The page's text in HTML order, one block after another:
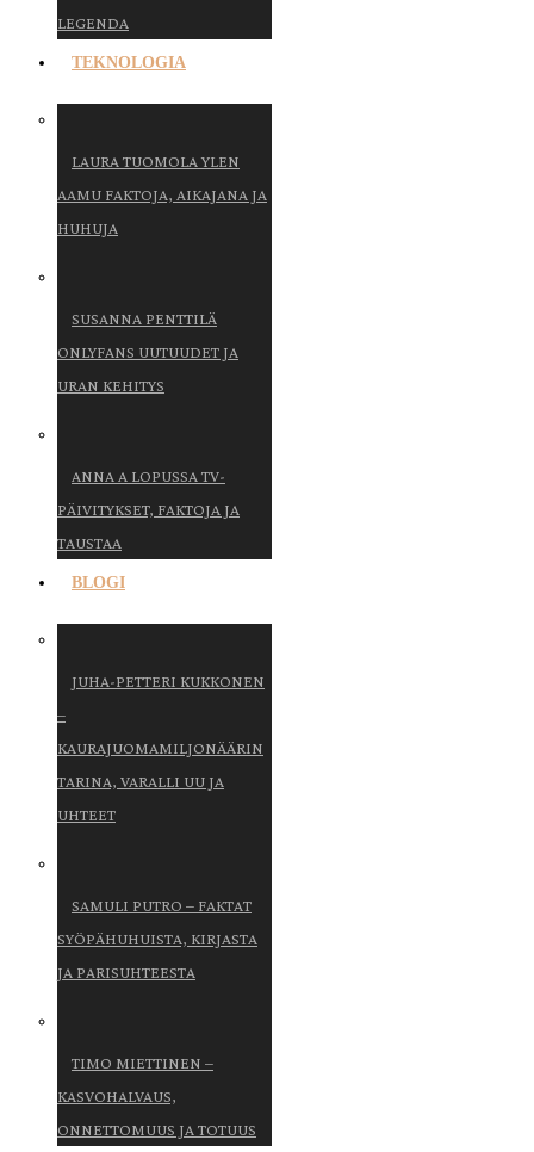
LEGENDA
TEKNOLOGIA
LAURA TUOMOLA YLEN
AAMU FAKTOJA, AIKAJANA JA
HUHUJA
SUSANNA PENTTILÄ
ONLYFANS UUTUUDET JA
URAN KEHITYS
ANNA A LOPUSSA TV-
PÄIVITYKSET, FAKTOJA JA
TAUSTAA
BLOGI
JUHA-PETTERI KUKKONEN
–
KAURAJUOMAMILJONÄÄRIN
TARINA, VARALLI UU JA
UHTEET
SAMULI PUTRO – FAKTAT
SYÖPÄHUHUISTA, KIRJASTA
JA PARISUHTEESTA
TIMO MIETTINEN –
KASVOHALVAUS,
ONNETTOMUUS JA TOTUUS